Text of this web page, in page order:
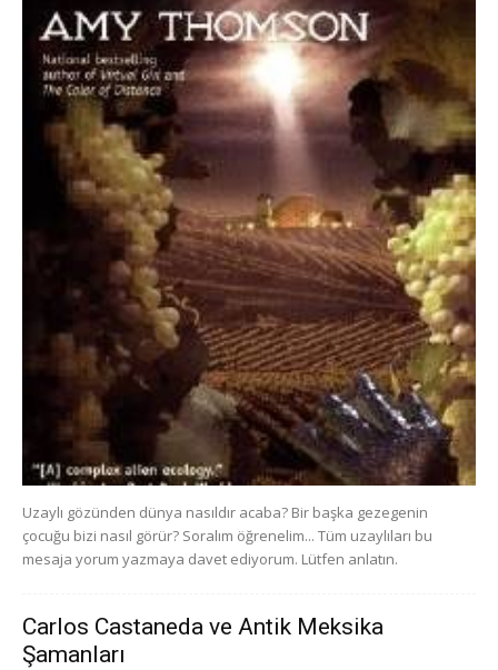
Uzaylı gözünden dünya nasıldır acaba? Bir başka gezegenin
çocuğu bizi nasıl görür? Soralım öğrenelim... Tüm uzaylıları bu
mesaja yorum yazmaya davet ediyorum. Lütfen anlatın.
Carlos Castaneda ve Antik Meksika
Şamanları